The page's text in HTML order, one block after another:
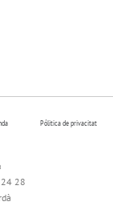
Pólitica de privacitat
28